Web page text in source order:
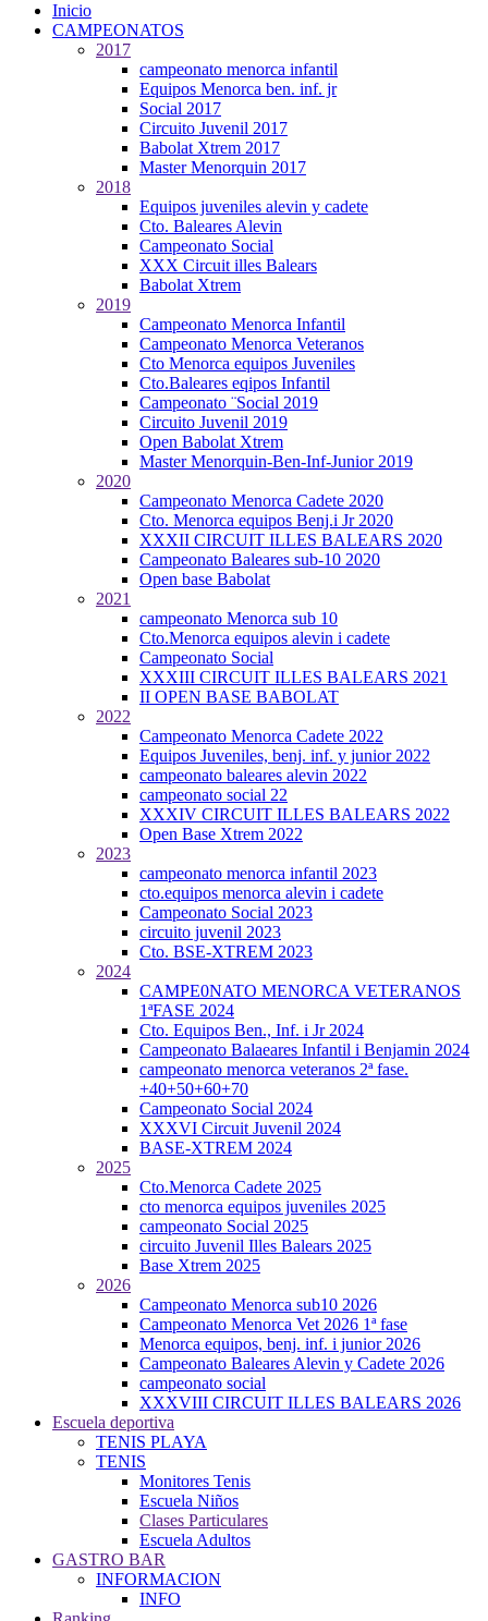
Inicio
CAMPEONATOS
2017
campeonato menorca infantil
Equipos Menorca ben. inf. jr
Social 2017
Circuito Juvenil 2017
Babolat Xtrem 2017
Master Menorquin 2017
2018
Equipos juveniles alevin y cadete
Cto. Baleares Alevin
Campeonato Social
XXX Circuit illes Balears
Babolat Xtrem
2019
Campeonato Menorca Infantil
Campeonato Menorca Veteranos
Cto Menorca equipos Juveniles
Cto.Baleares eqipos Infantil
Campeonato ¨Social 2019
Circuito Juvenil 2019
Open Babolat Xtrem
Master Menorquin-Ben-Inf-Junior 2019
2020
Campeonato Menorca Cadete 2020
Cto. Menorca equipos Benj.i Jr 2020
XXXII CIRCUIT ILLES BALEARS 2020
Campeonato Baleares sub-10 2020
Open base Babolat
2021
campeonato Menorca sub 10
Cto.Menorca equipos alevin i cadete
Campeonato Social
XXXIII CIRCUIT ILLES BALEARS 2021
II OPEN BASE BABOLAT
2022
Campeonato Menorca Cadete 2022
Equipos Juveniles, benj. inf. y junior 2022
campeonato baleares alevin 2022
campeonato social 22
XXXIV CIRCUIT ILLES BALEARS 2022
Open Base Xtrem 2022
2023
campeonato menorca infantil 2023
cto.equipos menorca alevin i cadete
Campeonato Social 2023
circuito juvenil 2023
Cto. BSE-XTREM 2023
2024
CAMPE0NATO MENORCA VETERANOS
1ªFASE 2024
Cto. Equipos Ben., Inf. i Jr 2024
Campeonato Balaeares Infantil i Benjamin 2024
campeonato menorca veteranos 2ª fase.
+40+50+60+70
Campeonato Social 2024
XXXVI Circuit Juvenil 2024
BASE-XTREM 2024
2025
Cto.Menorca Cadete 2025
cto menorca equipos juveniles 2025
campeonato Social 2025
circuito Juvenil Illes Balears 2025
Base Xtrem 2025
2026
Campeonato Menorca sub10 2026
Campeonato Menorca Vet 2026 1ª fase
Menorca equipos, benj. inf. i junior 2026
Campeonato Baleares Alevin y Cadete 2026
campeonato social
XXXVIII CIRCUIT ILLES BALEARS 2026
Escuela deportiva
TENIS PLAYA
TENIS
Monitores Tenis
Escuela Niños
Clases Particulares
Escuela Adultos
GASTRO BAR
INFORMACION
INFO